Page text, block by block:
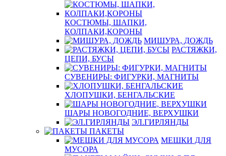
КОСТЮМЫ, ШАПКИ,
КОЛПАКИ,КОРОНЫ
МИШУРА, ДОЖДЬ
РАСТЯЖКИ,
ЦЕПИ, БУСЫ
СУВЕНИРЫ: ФИГУРКИ, МАГНИТЫ
ХЛОПУШКИ, БЕНГАЛЬСКИЕ
ШАРЫ НОВОГОДНИЕ, ВЕРХУШКИ
ЭЛ.ГИРЛЯНДЫ
ПАКЕТЫ
МЕШКИ ДЛЯ
МУСОРА